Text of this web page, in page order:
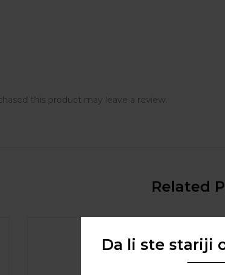
this product may leave a review.
Related
Da li ste stariji